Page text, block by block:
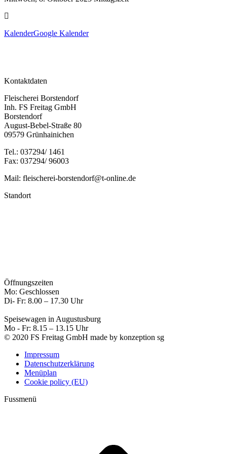
KalenderGoogle Kalender
Kontaktdaten
Fleischerei Borstendorf
Inh. FS Freitag GmbH
Borstendorf
August-Bebel-Straße 80
09579 Grünhainichen
Tel.: 037294/ 1461
Fax: 037294/ 96003
Mail: fleischerei-borstendorf@t-online.de
Standort
Öffnungszeiten
Mo: Geschlossen
Di- Fr: 8.00 – 17.30 Uhr
Speisewagen in Augustusburg
Mo - Fr: 8.15 – 13.15 Uhr
© 2020 FS Freitag GmbH made by konzeption sg
Impressum
Datenschutzerklärung
Menüplan
Cookie policy (EU)
Fussmenü